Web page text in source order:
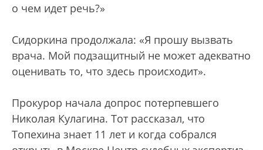
о чем идет речь?»
Сидоркина продолжала: «Я прошу вызвать
врача. Мой подзащитный не может адекватно
оценивать то, что здесь происходит».
Прокурор начала допрос потерпевшего
Николая Кулагина. Тот рассказал, что
Топехина знает 11 лет и когда собрался